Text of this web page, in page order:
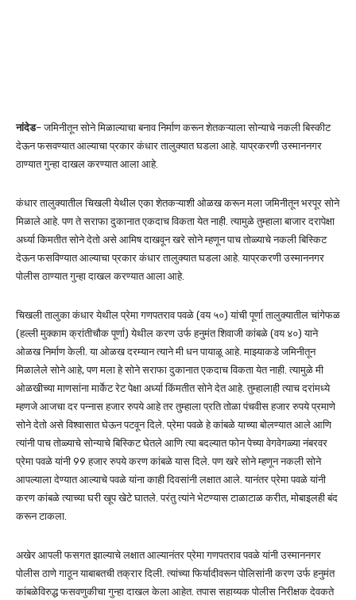
नांदेड– जमिनीतून सोने मिळाल्याचा बनाव निर्माण करून शेतकऱ्याला सोन्याचे नकली बिस्कीट
देऊन फसवण्यात आल्याचा प्रकार कंधार तालुक्यात घडला आहे. याप्रकरणी उस्माननगर
ठाण्यात गुन्हा दाखल करण्यात आला आहे.
कंधार तालुक्यातील चिखली येथील एका शेतकऱ्याशी ओळख करून मला जमिनीतून भरपूर सोने
मिळाले आहे. पण ते सराफा दुकानात एकदाच विकता येत नाही. त्यामुळे तुम्हाला बाजार दरापेक्षा
अर्ध्या किमतीत सोने देतो असे आमिष दाखवून खरे सोने म्हणून पाच तोळ्याचे नकली बिस्किट
देऊन फसविण्यात आल्याचा प्रकार कंधार तालुक्यात घडला आहे. याप्रकरणी उस्माननगर
पोलीस ठाण्यात गुन्हा दाखल करण्यात आला आहे.
चिखली तालुका कंधार येथील प्रेमा गणपतराव पवळे (वय ५०) यांची पूर्णा तालुक्यातील चांगेफळ
(हल्ली मुक्काम क्रांतीचौक पूर्णा) येथील करण उर्फ हनुमंत शिवाजी कांबळे (वय ४०) याने
ओळख निर्माण केली. या ओळख दरम्यान त्याने मी धन पायाळू आहे. माझ्याकडे जमिनीतून
मिळालेले सोने आहे, पण मला हे सोने सराफा दुकानात एकदाच विकता येत नाही. त्यामुळे मी
ओळखीच्या माणसांना मार्केट रेट पेक्षा अर्ध्या किंमतीत सोने देत आहे. तुम्हालाही त्याच दरांमध्ये
म्हणजे आजचा दर पन्नास हजार रुपये आहे तर तुम्हाला प्रति तोळा पंचवीस हजार रुपये प्रमाणे
सोने देतो असे विश्वासात घेऊन पटवून दिले. प्रेमा पवळे हे कांबळे याच्या बोलण्यात आले आणि
त्यांनी पाच तोळ्याचे सोन्याचे बिस्किट घेतले आणि त्या बदल्यात फोन पेच्या वेगवेगळ्या नंबरवर
प्रेमा पवळे यांनी 99 हजार रुपये करण कांबळे यास दिले. पण खरे सोने म्हणून नकली सोने
आपल्याला देण्यात आल्याचे पवळे यांना काही दिवसांनी लक्षात आले. यानंतर प्रेमा पवळे यांनी
करण कांबळे त्याच्या घरी खूप खेटे घातले. परंतु त्यांने भेटण्यास टाळाटाळ करीत, मोबाइलही बंद
करून टाकला.
अखेर आपली फसगत झाल्याचे लक्षात आल्यानंतर प्रेमा गणपतराव पवळे यांनी उस्माननगर
पोलीस ठाणे गाठून याबाबतची तक्रार दिली. त्यांच्या फिर्यादीवरून पोलिसांनी करण उर्फ हनुमंत
कांबळेविरुद्ध फसवणुकीचा गुन्हा दाखल केला आहेत. तपास सहाय्यक पोलीस निरीक्षक देवकते